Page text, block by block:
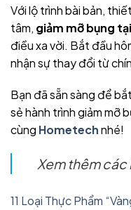
Với lộ trình bài bản,
tâm, giảm mỡ bụng
điều xa vời. Bắt đầu
nhận sự thay đổi từ
Bạn đã sẵn sàng để
sẻ hành trình giảm mỡ
cùng Hometechnhé!
Xem thêm các
11 Loại Thực Phẩm